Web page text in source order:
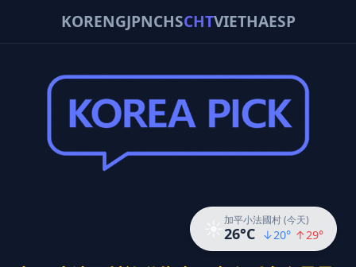
KORENGJPNCHSCHTVIETHAESP
加平小法國村 (今天)
26°C ↓20° ↑29°